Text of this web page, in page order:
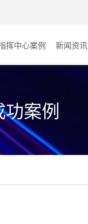
挥中心案例
政府指挥中心
大数据指挥中心
监控指挥中心
新闻资讯
案例